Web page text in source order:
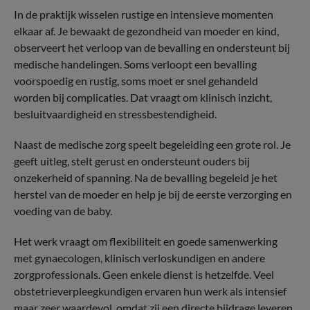
In de praktijk wisselen rustige en intensieve momenten
elkaar af. Je bewaakt de gezondheid van moeder en kind,
observeert het verloop van de bevalling en ondersteunt bij
medische handelingen. Soms verloopt een bevalling
voorspoedig en rustig, soms moet er snel gehandeld
worden bij complicaties. Dat vraagt om klinisch inzicht,
besluitvaardigheid en stressbestendigheid.
Naast de medische zorg speelt begeleiding een grote rol. Je
geeft uitleg, stelt gerust en ondersteunt ouders bij
onzekerheid of spanning. Na de bevalling begeleid je het
herstel van de moeder en help je bij de eerste verzorging en
voeding van de baby.
Het werk vraagt om flexibiliteit en goede samenwerking
met gynaecologen, klinisch verloskundigen en andere
zorgprofessionals. Geen enkele dienst is hetzelfde. Veel
obstetrieverpleegkundigen ervaren hun werk als intensief